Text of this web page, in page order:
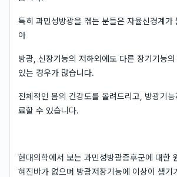
특히 과민성방광을 겪는 분들은 자율신경계가
아
방광, 신장기능의 저하외에도 다른 장기기능
있는 경우가 많습니다.
전체적인 몸의 건강도를 올려드리고, 방광기
료할 수 있습니다.
현대의학에서 보는 과민성방광증후군에 대한
혀진바가 없으며 방광저장기능에 이상이 생기